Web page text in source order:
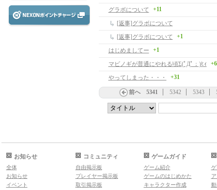
グラボについて +11
[返事]グラボについて
[返事]グラボについて
+1
はじめましてー +1
マビノギが普通にやれる頃Σ(ﾟДﾟ；)ﾋｨ +6
やってしまった・・・ +31
前へ 5341 5342 5343
お知らせ
全体
お知らせ
イベント
コミュニティ
自由掲示板
プレイヤー掲示板
取引掲示板
ゲームガイド
ゲーム紹介
ゲームのはじめかた
キャラクター作成